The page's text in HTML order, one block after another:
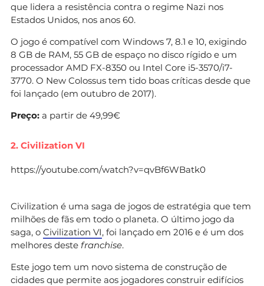
que lidera a resistência contra o regime Nazi nos
Estados Unidos, nos anos 60.
O jogo é compatível com Windows 7, 8.1 e 10, exigindo
8 GB de RAM, 55 GB de espaço no disco rígido e um
processador AMD FX-8350 ou Intel Core i5-3570/i7-
3770. O New Colossus tem tido boas críticas desde que
foi lançado (em outubro de 2017).
Preço: a partir de 49,99€
2. Civilization VI
https://youtube.com/watch?v=qvBf6WBatk0
Civilization é uma saga de jogos de estratégia que tem
milhões de fãs em todo o planeta. O último jogo da
saga, o Civilization VI, foi lançado em 2016 e é um dos
melhores deste franchise.
Este jogo tem um novo sistema de construção de
cidades que permite aos jogadores construir edifícios